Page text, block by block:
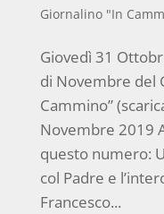
Giornalino "In
Giovedì 31
di Novembre del
Cammino”
Novembre 2019
questo numero:
col Padre e
Francesco...